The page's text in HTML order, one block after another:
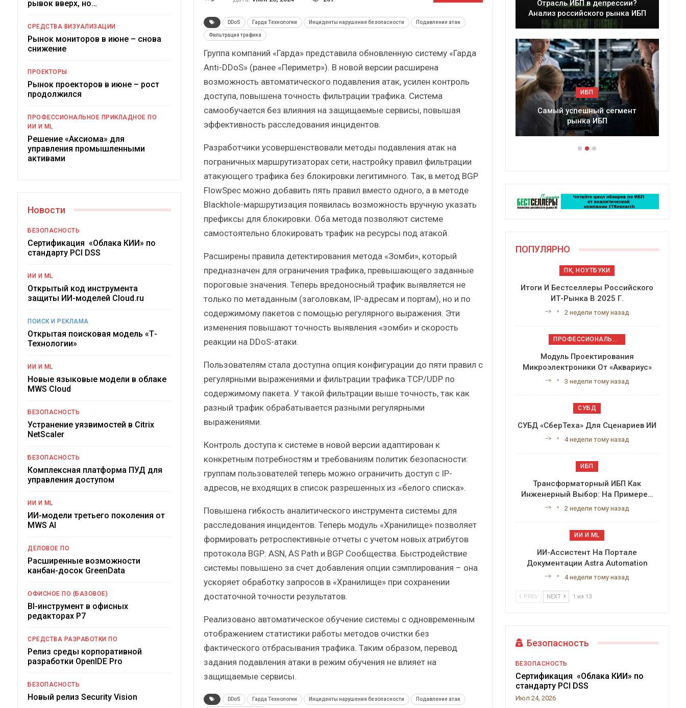
DDoS Гарда Технологии Инциденты нарушения безопасности Подавление атак
Фильтрация трафика
Группа компаний «Гарда» представила обновленную систему «Гарда
Anti-DDoS» (ранее «Периметр»). В новой версии расширена
возможность автоматического подавления атак, усилен контроль
доступа, повышена точность фильтрации трафика. Система
самообучается без влияния на защищаемые сервисы, повышая
эффективность расследования инцидентов.
Разработчики усовершенствовали методы подавления атак на
пограничных маршрутизаторах сети, настройку правил фильтрации
атакующего трафика без блокировки легитимного. Так, в метод BGP
FlowSpec можно добавить пять правил вместо одного, а в методе
Blackhole-маршрутизация появилась возможность вручную указать
префиксы для блокировки. Оба метода позволяют системе
самостоятельно блокировать трафик на ресурсы под атакой.
Расширены правила детектирования метода «Зомби», который
предназначен для ограничения трафика, превышающего заданные
пороговые значения. Теперь вредоносный трафик выявляется не
только по метаданным (заголовкам, IP-адресам и портам), но и по
содержимому пакетов с помощью регулярного выражения. Эти
изменения повышают точность выявления «зомби» и скорость
реакции на DDoS-атаки.
Пользователям стала доступна опция конфигурации до пяти правил с
регулярными выражениями и фильтрации трафика TCP/UDP по
содержимому пакета. У такой фильтрации выше точность, так как
разный трафик обрабатывается разными регулярными
выражениями.
Контроль доступа к системе в новой версии адаптирован к
конкретным потребностям и требованиям политик безопасности:
группам пользователей теперь можно ограничить доступ с IP-
адресов, не входящих в список разрешенных из «белого списка».
Повышена гибкость аналитического инструмента системы для
расследования инцидентов. Теперь модуль «Хранилище» позволяет
формировать ретроспективные отчеты с учетом новых атрибутов
протокола BGP: ASN, AS Path и BGP Сообщества. Быстродействие
системы повышено за счет добавления опции сэмплирования – она
ускоряет обработку запросов в «Хранилище» при сохранении
достаточной точности результатов.
Реализовано автоматическое обучение системы с одновременным
отображением статистики работы методов очистки без
фактического отбрасывания трафика. Таким образом, перевод
задания подавления атаки в режим обучения не влияет на
защищаемые сервисы.
DDoS Гарда Технологии Инциденты нарушения безопасности Подавление атак
рывок вверх, но…
СРЕДСТВА ВИЗУАЛИЗАЦИИ
Рынок мониторов в июне – снова
снижение
ПРОЕКТОРЫ
Рынок проекторов в июне – рост
продолжился
ПРОФЕССИОНАЛЬНОЕ ПРИКЛАДНОЕ ПО
ИИ И ML
Решение «Аксиома» для
управления промышленными
активами
Новости
БЕЗОПАСНОСТЬ
Сертификация «Облака КИИ» по
стандарту PCI DSS
ИИ И ML
Открытый код инструмента
защиты ИИ-моделей Cloud.ru
ПОИСК И РЕКЛАМА
Открытая поисковая модель «Т-
Технологии»
ИИ И ML
Новые языковые модели в облаке
MWS Cloud
БЕЗОПАСНОСТЬ
Устранение уязвимостей в Citrix
NetScaler
БЕЗОПАСНОСТЬ
Комплексная платформа ПУД для
управления доступом
ИИ И ML
ИИ-модели третьего поколения от
MWS AI
ДЕЛОВОЕ ПО
Расширенные возможности
канбан-досок GreenData
ОФИСНОЕ ПО (БАЗОВОЕ)
BI-инструмент в офисных
редакторах Р7
СРЕДСТВА РАЗРАБОТКИ ПО
Релиз среды корпоративной
разработки OpenIDE Pro
БЕЗОПАСНОСТЬ
Новый релиз Security Vision
Подкосят ли глобальные угрозы
российский рынок ИБП?
Итоги и Бестселлеры
Отрасль ИБП в депрессии?
Часть II.
Отрасль ИБП в депрессии?
Самый успешный сегмент
Краткий статистический
сборник от…
ИБП
Подкосят ли глобальные угрозы
российский рынок ИБП?
ПОПУЛЯРНО
ПК, НОУТБУКИ
Итоги И Бестселлеры Российского
ИТ-Рынка В 2025 Г.
--> 2 недели тому назад
ПРОФЕССИОНАЛЬНОЕ ПРИКЛАДНОЕ ПО
Модуль Проектирования
Микроэлектроники От «Аквариус»
--> 3 недели тому назад
СУБД
СУБД «СберТеха» Для Сценариев ИИ
--> 4 недели тому назад
ИБП
Трансформаторный ИБП Как
Инженерный Выбор: На Примере…
--> 2 недели тому назад
ИИ И ML
ИИ-Ассистент На Портале
Документации Astra Automation
--> 4 недели тому назад
PREV NEXT 1 из 13
Безопасность
БЕЗОПАСНОСТЬ
Сертификация «Облака КИИ» по
стандарту PCI DSS
Июл 24, 2026